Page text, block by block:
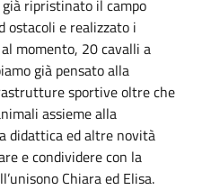
ripristinato il campo
ostacoli e realizzato i
momento, 20 cavalli a
già pensato alla
sportive oltre che
assieme alla
didattica ed altre novità
e condividere con la
Chiara ed Elisa.